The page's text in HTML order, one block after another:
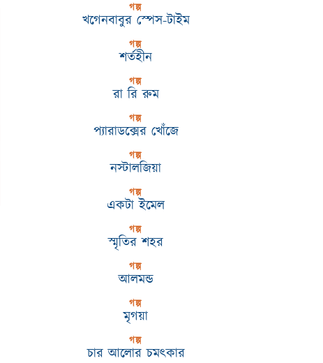
গল্প
খগেনবাবুর স্পেস-টাইম
গল্প
শর্তহীন
গল্প
রা রি রুম
গল্প
প্যারাডক্সের খোঁজে
গল্প
নস্টালজিয়া
গল্প
একটা ইমেল
গল্প
স্মৃতির শহর
গল্প
আলমন্ড
গল্প
মৃগয়া
গল্প
চার আলোর চমৎকার